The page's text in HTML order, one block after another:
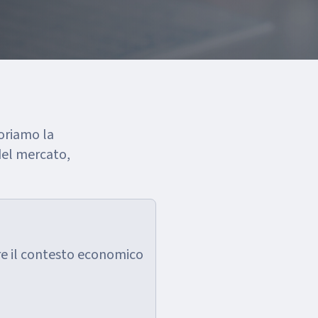
la
mercato,
il contesto economico